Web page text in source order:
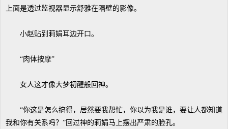
上面是透过监视器显示舒雅在隔壁的影像。
小赵贴到莉娟耳边开口。
“肉体按摩”
女人这才像大梦初醒般回神。
“你这是怎么搞得，居然要我帮忙，你以为我是谁，要让人都知道
我和你有关系吗？”回过神的莉娟马上摆出严肃的脸孔。